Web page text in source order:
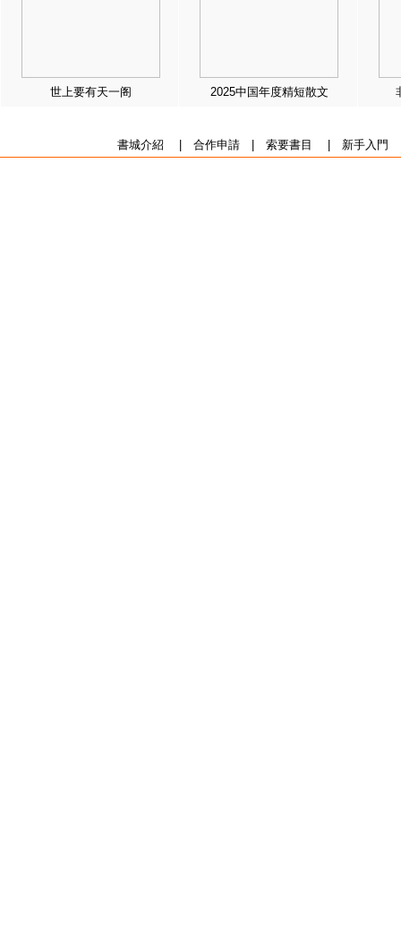
世上要有天一阁 2025中国年度精短散文
書城介紹 合作申請| 索要書目 新手入門